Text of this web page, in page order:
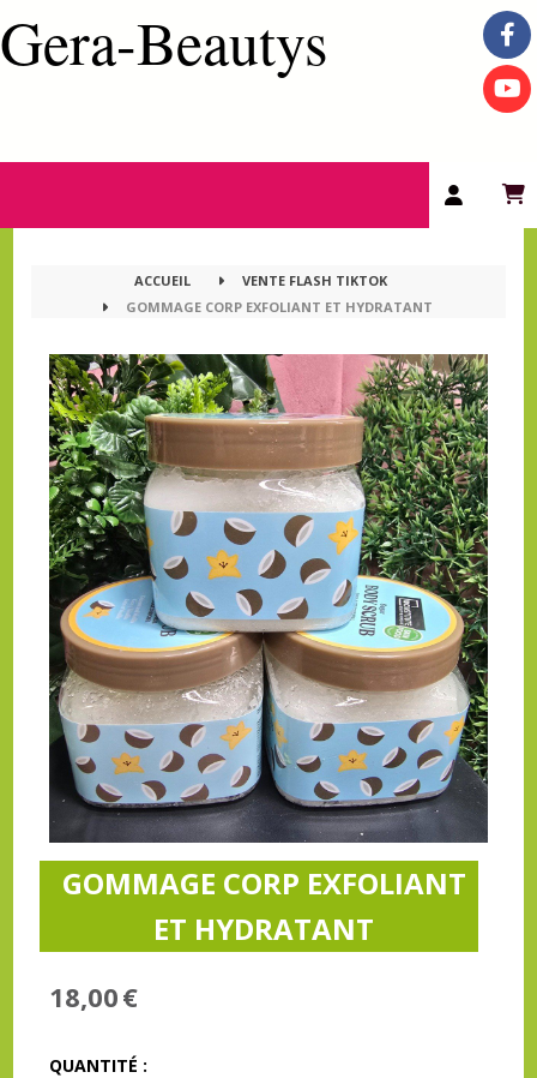
Gera-Beautys
ACCUEIL
VENTE FLASH TIKTOK
GOMMAGE CORP EXFOLIANT ET HYDRATANT
GOMMAGE CORP EXFOLIANT
ET HYDRATANT
18,00€
QUANTITÉ :